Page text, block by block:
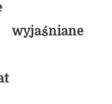
wyjaśniane